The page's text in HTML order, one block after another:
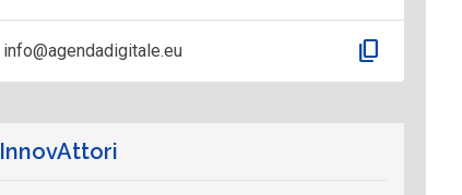
info@agendadigitale.eu content_copy
InnovAttori